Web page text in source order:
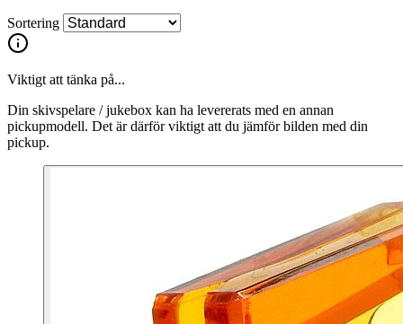
Sortering
Viktigt att tänka på...
Din skivspelare / jukebox kan ha levererats med en annan
pickupmodell. Det är därför viktigt att du jämför bilden med din
pickup.